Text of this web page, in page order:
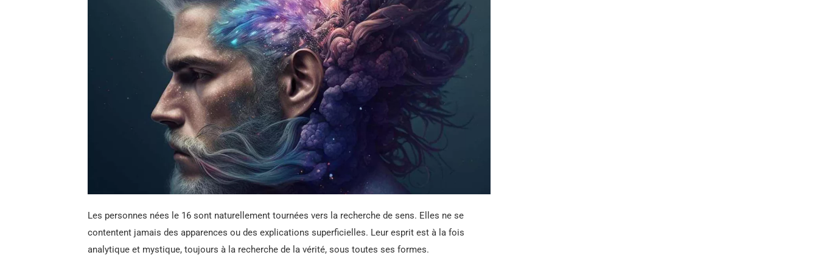
Les personnes nées le 16 sont naturellement tournées vers la recherche de sens. Elles ne se
contentent jamais des apparences ou des explications superficielles. Leur esprit est à la fois
analytique et mystique, toujours à la recherche de la vérité, sous toutes ses formes.